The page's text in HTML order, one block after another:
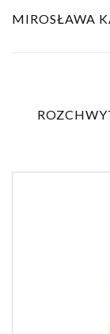
MIROSŁAWA